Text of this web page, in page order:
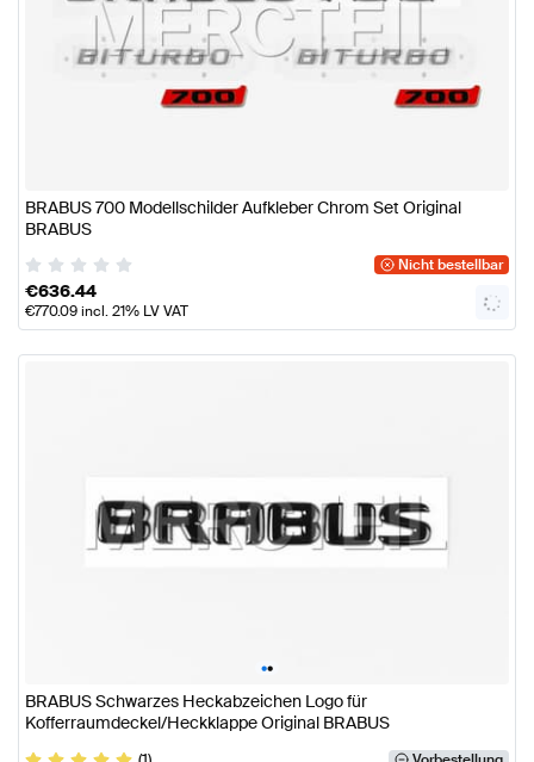
BRABUS 700 Modellschilder Aufkleber Chrom Set Original
BRABUS
Nicht bestellbar
€636.44
€770.09incl. 21% LV VAT
••
BRABUS Schwarzes Heckabzeichen Logo für
Kofferraumdeckel/Heckklappe Original BRABUS